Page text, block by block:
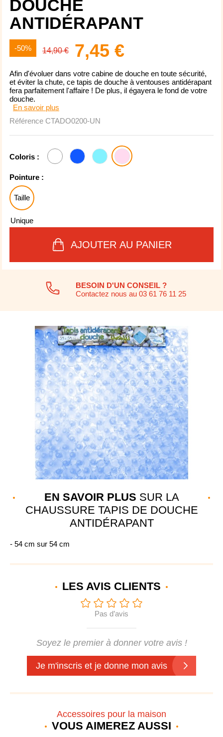
DOUCHE
ANTIDÉRAPANT
-50% 14,90 € 7,45 €
Afin d'évoluer dans votre cabine de douche en toute sécurité,
et éviter la chute, ce tapis de douche à ventouses antidérapant
fera parfaitement l'affaire ! De plus, il égayera le fond de votre
douche.
En savoir plus
Référence CTADO0200-UN
Coloris :
Pointure :
Taille
Unique
AJOUTER AU PANIER
BESOIN D'UN CONSEIL ?
Contactez nous au 03 61 76 11 25
EN SAVOIR PLUS SUR LA
CHAUSSURE TAPIS DE DOUCHE
ANTIDÉRAPANT
- 54 cm sur 54 cm
LES AVIS CLIENTS
Pas d’avis
Soyez le premier à donner votre avis !
Je m'inscris et je donne mon avis
Accessoires pour la maison
VOUS AIMEREZ AUSSI